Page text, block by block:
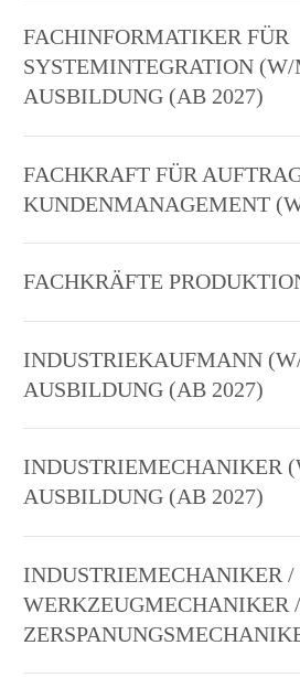
FACHINFORMATIKER FÜR
SYSTEMINTEGRATION
AUSBILDUNG (AB 2027)
FACHKRAFT FÜR
KUNDENMANAGEMENT
FACHKRÄFTE
INDUSTRIEKAUFMANN
AUSBILDUNG (AB 2027)
INDUSTRIEMECHANIKER
AUSBILDUNG (AB 2027)
INDUSTRIEMECHANIKER /
WERKZEUGMECHANIKER /